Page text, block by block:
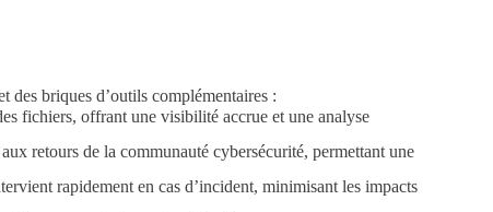
briques d’outils complémentaires :
fichiers, offrant une visibilité accrue et une analyse
retours de la communauté cybersécurité, permettant une
rapidement en cas d’incident, minimisant les impacts